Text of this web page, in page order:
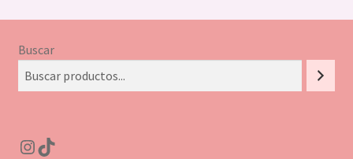
Buscar
Instagram
TikTok